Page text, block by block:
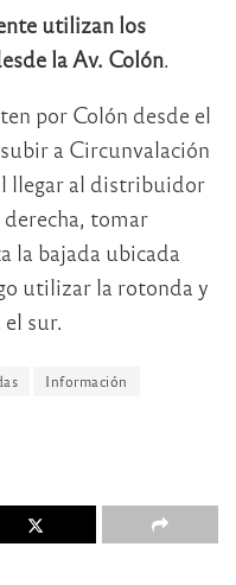
utilizan los
la Av. Colón.
por Colón desde el
a Circunvalación
llegar al distribuidor
derecha, tomar
la bajada ubicada
utilizar la rotonda y
sur.
Información